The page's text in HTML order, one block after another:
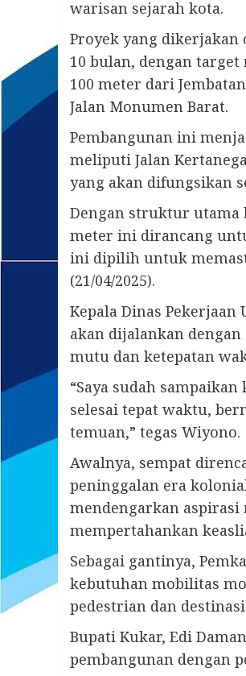
warisan sejarah kota.
Proyek yang
10 bulan, dengan
100 meter dari
Jalan Monumen Barat.
Pembangunan ini
meliputi Jalan
yang akan difungsikan
Dengan struktur utama
meter ini dirancang
ini dipilih untuk
(21/04/2025).
Kepala Dinas
akan dijalankan
mutu dan ketepatan
“Saya sudah
selesai tepat waktu,
temuan,” tegas Wiyono.
Awalnya, sempat
peninggalan era
mendengarkan
mempertahankan
Sebagai gantinya,
kebutuhan mobilitas
pedestrian dan
Bupati Kukar, Edi
pembangunan dengan